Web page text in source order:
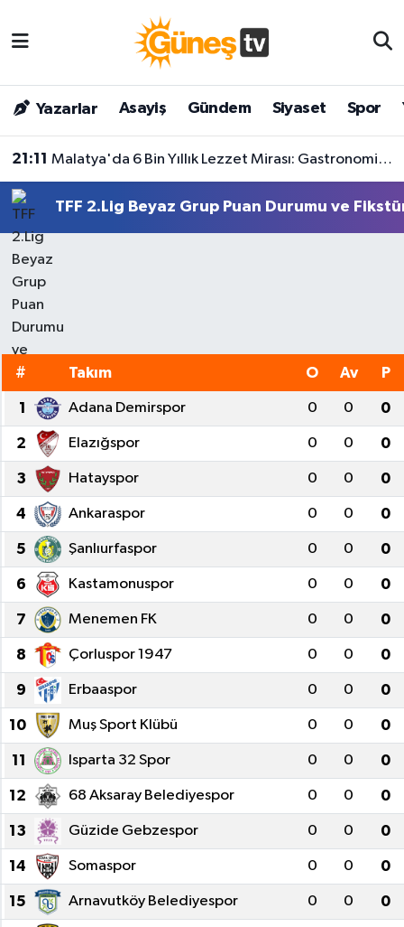
Yazarlar Asayiş Gündem Siyaset Spor
21:11 Malatya'da 6 Bin Yıllık Lezzet Mirası: Gastronomi Merkezi Kapılarını Görkemli Törenle Açtı!
TFF 2.Lig Beyaz Grup Puan Durumu ve
# Takım O Av P
1 Adana Demirspor 0 0 0
2 Elazığspor 0 0 0
3 Hatayspor 0 0 0
4 Ankaraspor 0 0 0
5 Şanlıurfaspor 0 0 0
6 Kastamonuspor 0 0 0
7 Menemen FK 0 0 0
8 Çorluspor 1947 0 0 0
9 Erbaaspor 0 0 0
10 Muş Sport Klübü 0 0 0
11 Isparta 32 Spor 0 0 0
12 68 Aksaray Belediyespor 0 0 0
13 Güzide Gebzespor 0 0 0
14 Somaspor 0 0 0
15 Arnavutköy Belediyespor 0 0 0
Bilim & Teknoloji
Dünya
Eğitim
Siyaset
Spor
Yaşam
Malatya Nöbetçi Eczaneler
Malatya Hava Durumu
Malatya Namaz Vakitleri
Malatya Trafik Yoğunluk Haritası
Haber Arşivi